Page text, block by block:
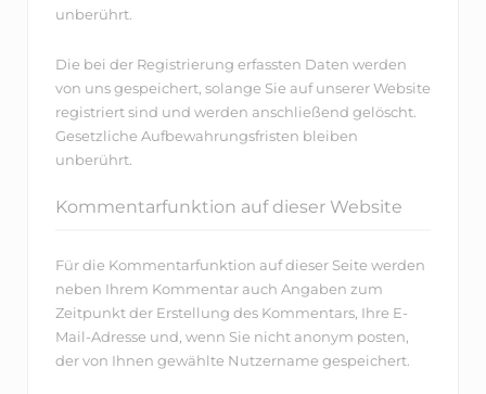
unberührt.
Die bei der Registrierung erfassten Daten werden
von uns gespeichert, solange Sie auf unserer Website
registriert sind und werden anschließend gelöscht.
Gesetzliche Aufbewahrungsfristen bleiben
unberührt.
Kommentarfunktion auf dieser Website
Für die Kommentarfunktion auf dieser Seite werden
neben Ihrem Kommentar auch Angaben zum
Zeitpunkt der Erstellung des Kommentars, Ihre E-
Mail-Adresse und, wenn Sie nicht anonym posten,
der von Ihnen gewählte Nutzername gespeichert.